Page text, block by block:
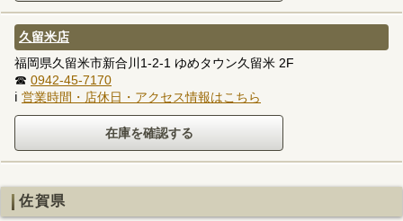
久留米店
福岡県久留米市新合川1-2-1 ゆめタウン久留米 2F
☎ 0942-45-7170
ℹ 営業時間・店休日・アクセス情報はこちら
佐賀県